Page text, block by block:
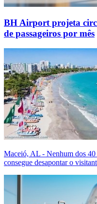
BH Airport projeta
de passageiros por mês
Maceió, AL - Nenhum dos
consegue desapontar o